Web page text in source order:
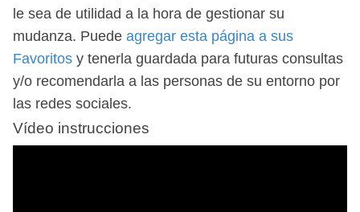
le sea de utilidad a la hora de gestionar su
mudanza. Puede agregar esta página a sus
Favoritos y tenerla guardada para futuras consultas
y/o recomendarla a las personas de su entorno por
las redes sociales.
Vídeo instrucciones